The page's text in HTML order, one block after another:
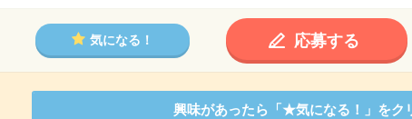
気になる！ 応募する
興味があったら「★気になる！」をク